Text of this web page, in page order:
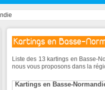
Kartings en Basse-
Liste des 13 kartings en Basse-
nous vous proposons dans la
Kartings en Basse-